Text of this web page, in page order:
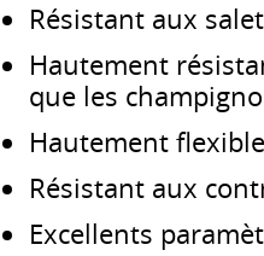
Résistant aux
Hautement
que les
Hautement
Résistant aux
Excellents